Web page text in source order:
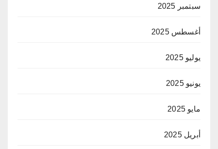
سبتمبر 2025
أغسطس 2025
يوليو 2025
يونيو 2025
مايو 2025
أبريل 2025